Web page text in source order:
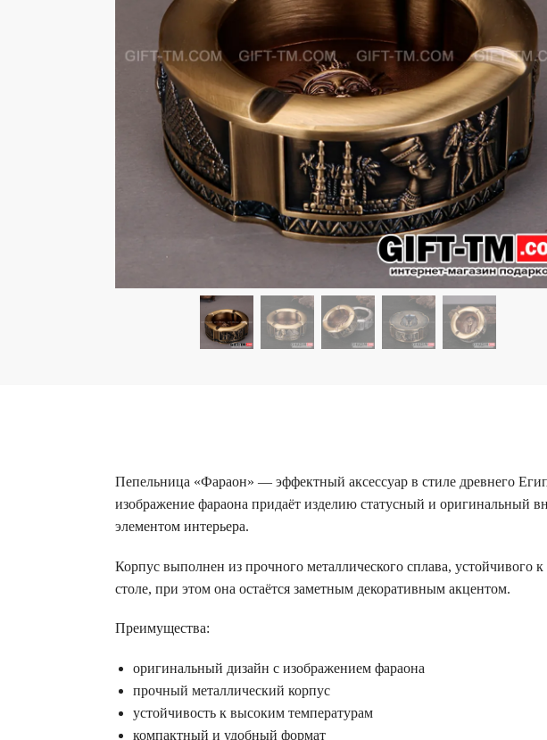
Пепельница «Фараон» — эффектный аксессуар в стиле древнего
изображение фараона придаёт изделию статусный и оригинальный
элементом интерьера.
Корпус выполнен из прочного металлического сплава, устойчивого
столе, при этом она остаётся заметным декоративным акцентом.
Преимущества:
оригинальный дизайн с изображением фараона
прочный металлический корпус
устойчивость к высоким температурам
компактный и удобный формат